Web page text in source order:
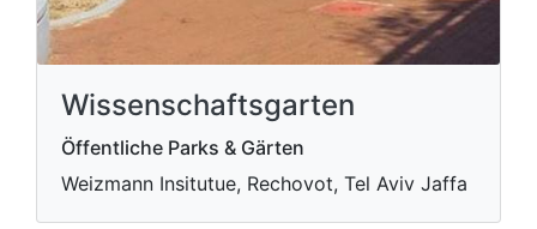
Wissenschaftsgarten
Öffentliche Parks & Gärten
Weizmann Insitutue, Rechovot, Tel Aviv Jaffa